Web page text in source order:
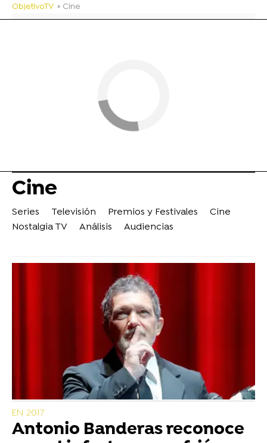
ObjetivoTV » Cine
Cine
Series Televisión Premios y Festivales
Cine
Nostalgia TV
Análisis Audiencias
EN 2017
Antonio Banderas reconoce